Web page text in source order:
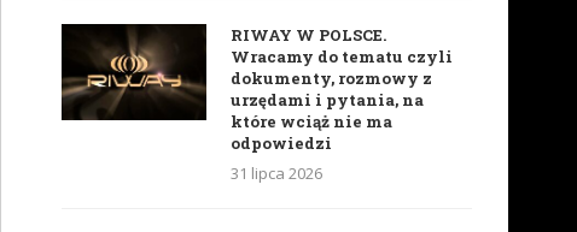
RIWAY W POLSCE.
Wracamy do tematu czyli
dokumenty, rozmowy z
urzędami i pytania, na
które wciąż nie ma
odpowiedzi
31 lipca 2026